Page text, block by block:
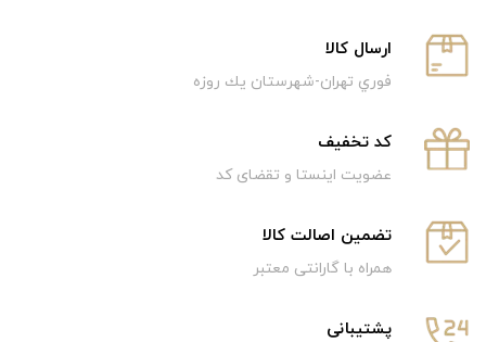
ارسال كالا
فوري تهران-شهرستان يك روزه
كد تخفيف
عضویت اینستا و تقضای کد
تضمین اصالت کالا
همراه با گارانتی معتبر
پشتیبانی